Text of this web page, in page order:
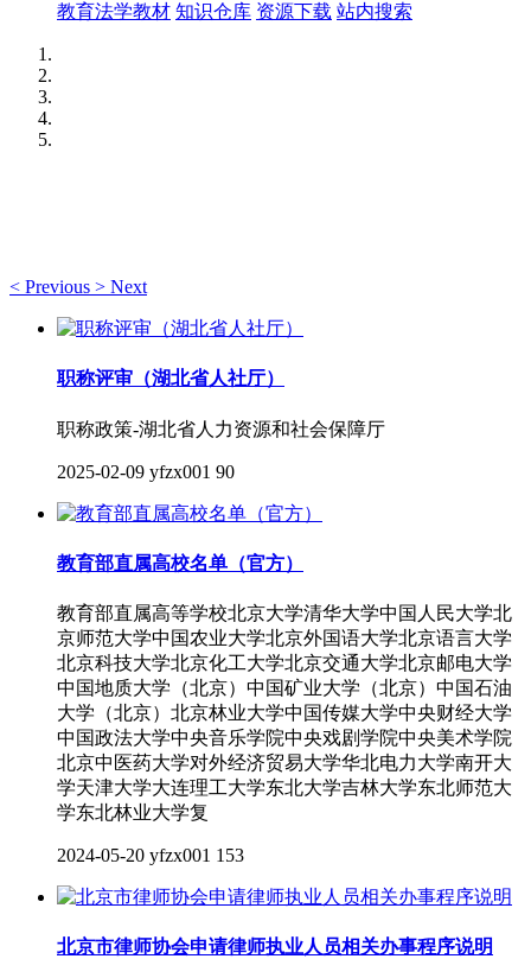
教育法学教材 知识仓库 资源下载 站内搜索
< Previous > Next
职称评审（湖北省人社厅）
职称政策-湖北省人力资源和社会保障厅
2025-02-09 yfzx001 90
教育部直属高校名单（官方）
教育部直属高等学校北京大学清华大学中国人民大学北
京师范大学中国农业大学北京外国语大学北京语言大学
北京科技大学北京化工大学北京交通大学北京邮电大学
中国地质大学（北京）中国矿业大学（北京）中国石油
大学（北京）北京林业大学中国传媒大学中央财经大学
中国政法大学中央音乐学院中央戏剧学院中央美术学院
北京中医药大学对外经济贸易大学华北电力大学南开大
学天津大学大连理工大学东北大学吉林大学东北师范大
学东北林业大学复
2024-05-20 yfzx001 153
北京市律师协会申请律师执业人员相关办事程序说明